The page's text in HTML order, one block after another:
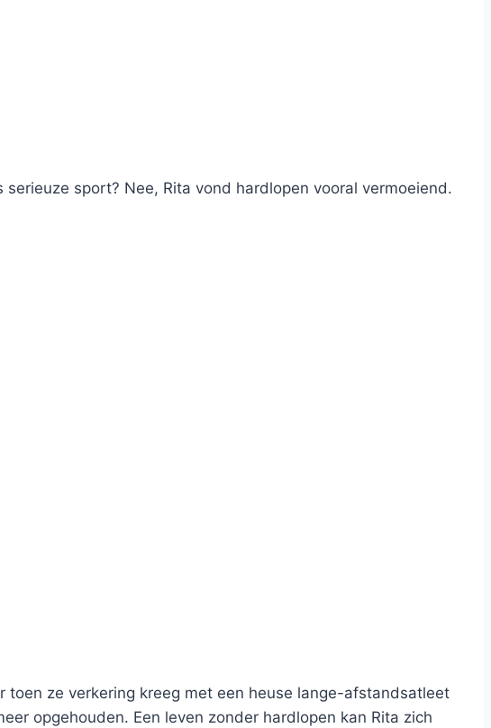
sport? Nee, Rita vond hardlopen vooral vermoeiend.
ze verkering kreeg met een heuse lange-afstandsatleet
opgehouden. Een leven zonder hardlopen kan Rita zich